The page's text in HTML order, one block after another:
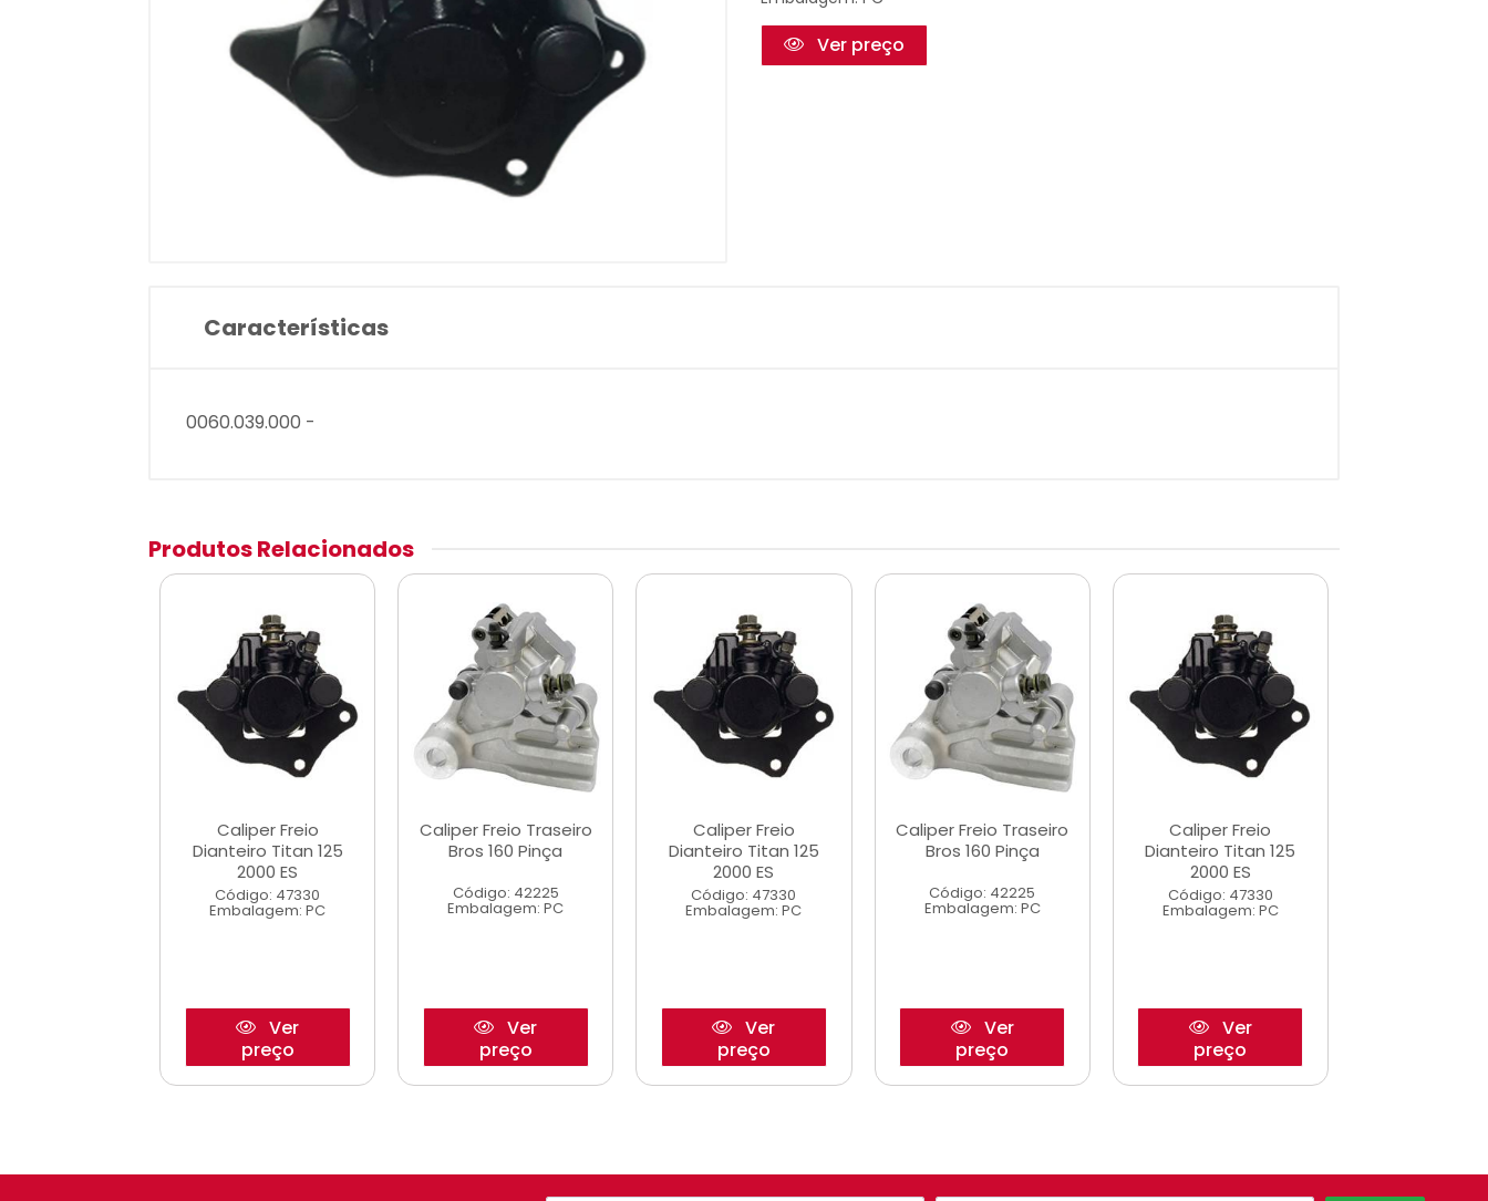
Ver preço
Características
0060.039.000 -
Produtos Relacionados
Caliper Freio
Dianteiro Titan 125
2000 ES
Código: 47330
Embalagem: PC
Ver
preço
Caliper Freio Traseiro
Bros 160 Pinça
Código: 42225
Embalagem: PC
Ver
preço
Caliper Freio
Dianteiro Titan 125
2000 ES
Código: 47330
Embalagem: PC
Ver
preço
Caliper Freio Traseiro
Bros 160 Pinça
Código: 42225
Embalagem: PC
Ver
preço
Caliper Freio
Dianteiro Titan 125
2000 ES
Código: 47330
Embalagem: PC
Ver
preço